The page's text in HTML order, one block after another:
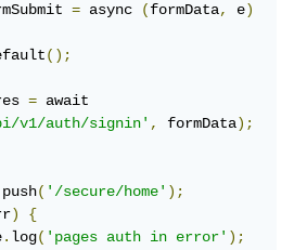
= async (formData, e)
();
= await
v1/auth/signin', formData);
push('/secure/home');
)
{
.log('pages auth in error');